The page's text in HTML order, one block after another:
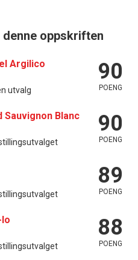
oppskriften
Argilico
utvalg
90
POENG
Sauvignon Blanc 90
POENG
89
POENG
88
POENG